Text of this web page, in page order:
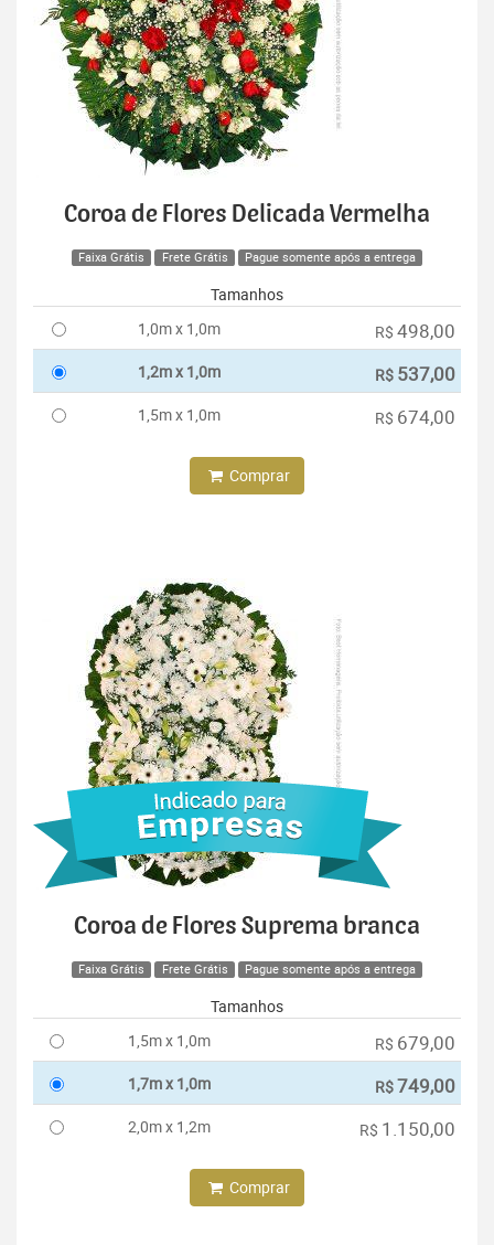
Coroa de Flores Delicada Vermelha
Faixa Grátis Frete Grátis Pague somente após a entrega
Tamanhos
1,0m x 1,0m
R$ 498,00
1,2m x 1,0m R$ 537,00
1,5m x 1,0m R$ 674,00
Comprar
Coroa de Flores Suprema branca
Faixa Grátis Frete Grátis Pague somente após a entrega
Tamanhos
1,5m x 1,0m
R$ 679,00
1,7m x 1,0m R$749,00
2,0m x 1,2m R$ 1.150,00
Comprar